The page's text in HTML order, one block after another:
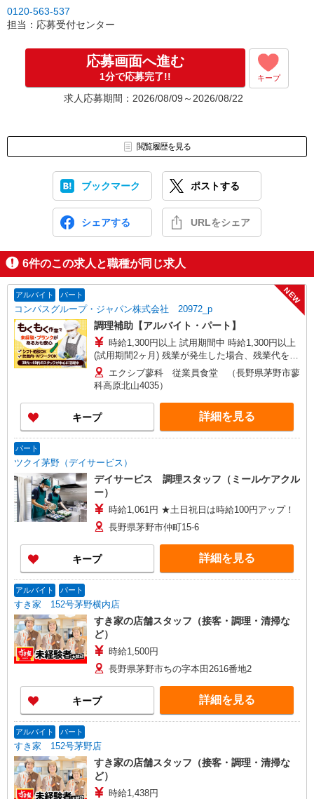
［3］面接実施。履歴書（写真貼付）をお持ちください。
面接では仕事内容や職場についてなど、気になることやご希望は
［4］ 採用決定のご連絡。勤務開始日もお気軽にご相談ください。
【電話受付】
0120-563-537
担当：応募受付センター
応募画面へ進む
1分で応募完了!! キープ
求人応募期間：2026/08/09～2026/08/22
閲覧履歴を見る
ブックマーク ポストする
シェアする URLをシェア
6件のこの求人と職種が同じ求人
アルバイト パート
コンパスグループ・ジャパン株式会社 20972_p
NEW
調理補助【アルバイト・パート】
時給1,300円以上 試用期間中 時給1,300円以上
(試用期間2ヶ月) 残業が発生した場合、残業代を1
分単位で別途支給します。
エクシブ蓼科 従業員食堂 （長野県茅野市蓼
科高原北山4035）
キープ 詳細を見る
パート
ツクイ茅野（デイサービス）
デイサービス 調理スタッフ（ミールケアクル
ー）
時給1,061円 ★土日祝日は時給100円アップ！
長野県茅野市仲町15-6
キープ 詳細を見る
アルバイト パート
すき家 152号茅野横内店
すき家の店舗スタッフ（接客・調理・清掃な
ど）
時給1,500円
長野県茅野市ちの字本田2616番地2
キープ 詳細を見る
アルバイト パート
すき家 152号茅野店
すき家の店舗スタッフ（接客・調理・清掃な
ど）
時給1,438円